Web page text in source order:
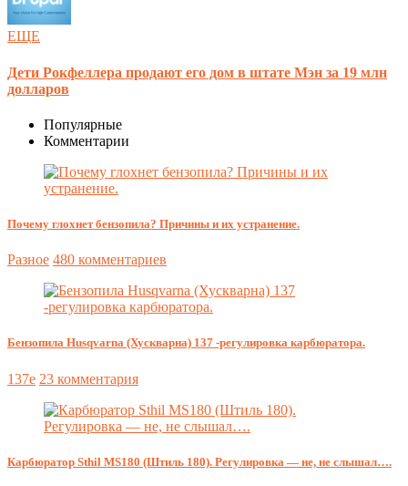
ЕЩЕ
Дети Рокфеллера продают его дом в штате Мэн за 19 млн
долларов
Популярные
Комментарии
Почему глохнет бензопила? Причины и их устранение.
Разное 480 комментариев
Бензопила Husqvarna (Хускварна) 137 -регулировка карбюратора.
137e 23 комментария
Карбюратор Sthil MS180 (Штиль 180). Регулировка — не, не слышал….